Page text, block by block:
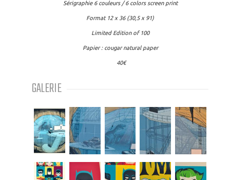
Sérigraphie 6 couleurs / 6 colors screen print
Format 12 x 36 (30,5 x 91)
Limited Edition of 100
Papier : cougar natural paper
40€
GALERIE